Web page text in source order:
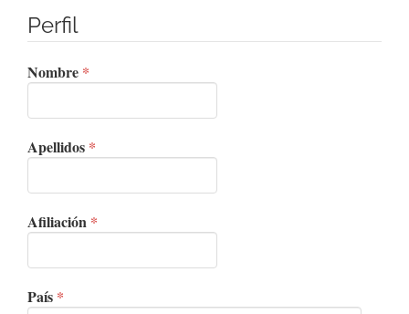
Perfil
Nombre *
Apellidos *
Afiliación *
País *